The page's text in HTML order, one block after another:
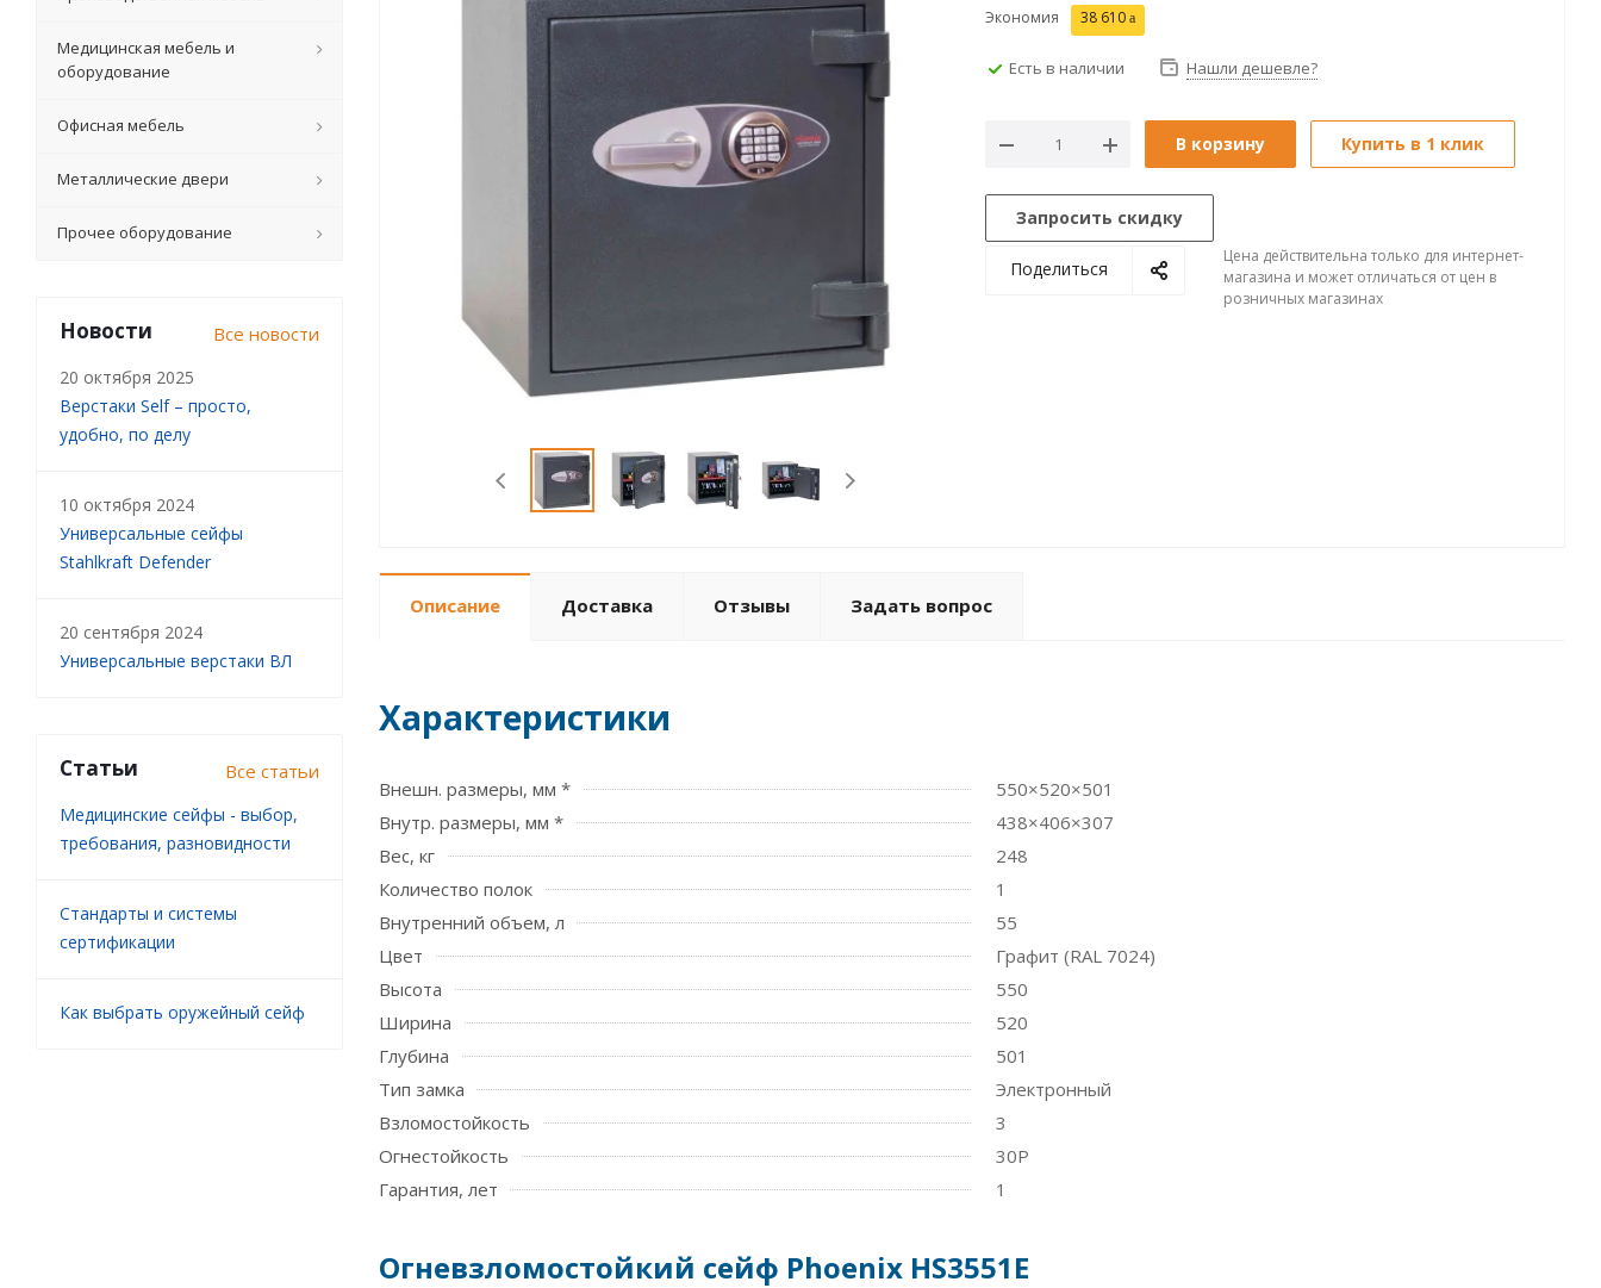
Экономия 38 610
Есть в наличии Нашли дешевле?
В корзину Купить в 1 клик
Запросить скидку
Поделиться
Цена действительна только для интернет-
магазина и может отличаться от цен в
розничных магазинах
Описание Доставка Отзывы Задать вопрос
Характеристики
Внешн. размеры, мм *
550×520×501
Внутр. размеры, мм *
438×406×307
Вес, кг
248
Количество полок
1
Внутренний объем, л
55
Цвет
Графит (RAL 7024)
Высота
550
Ширина
520
Глубина
501
Тип замка
Электронный
Взломостойкость
3
Огнестойкость
30P
Гарантия, лет
1
Огневзломостойкий сейф Phoenix HS3551E
Медицинская мебель и
оборудование
Офисная мебель
Металлические двери
Прочее оборудование
Новости Все новости
20 октября 2025
Верстаки Self – просто,
удобно, по делу
10 октября 2024
Универсальные сейфы
Stahlkraft Defender
20 сентября 2024
Универсальные верстаки ВЛ
Статьи Все статьи
Медицинские сейфы - выбор,
требования, разновидности
Стандарты и системы
сертификации
Как выбрать оружейный сейф